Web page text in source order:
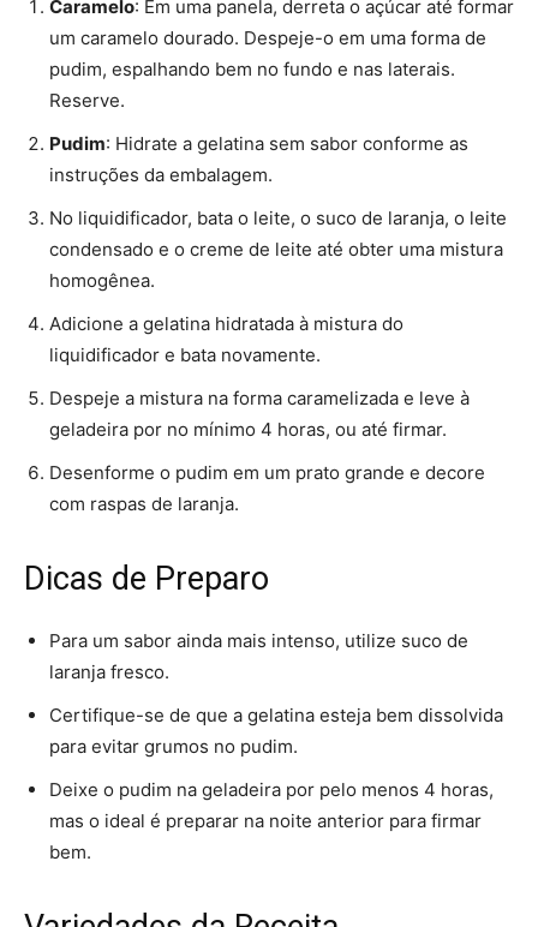
Caramelo: Em uma panela, derreta o açúcar até formar
um caramelo dourado. Despeje-o em uma forma de
pudim, espalhando bem no fundo e nas laterais.
Reserve.
Pudim: Hidrate a gelatina sem sabor conforme as
instruções da embalagem.
No liquidificador, bata o leite, o suco de laranja, o leite
condensado e o creme de leite até obter uma mistura
homogênea.
Adicione a gelatina hidratada à mistura do
liquidificador e bata novamente.
Despeje a mistura na forma caramelizada e leve à
geladeira por no mínimo 4 horas, ou até firmar.
Desenforme o pudim em um prato grande e decore
com raspas de laranja.
Dicas de Preparo
Para um sabor ainda mais intenso, utilize suco de
laranja fresco.
Certifique-se de que a gelatina esteja bem dissolvida
para evitar grumos no pudim.
Deixe o pudim na geladeira por pelo menos 4 horas,
mas o ideal é preparar na noite anterior para firmar
bem.